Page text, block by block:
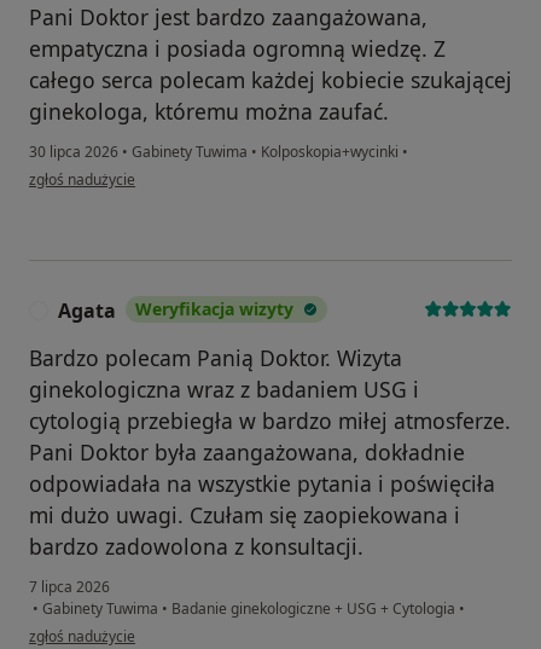
Pani Doktor jest bardzo zaangażowana,
empatyczna i posiada ogromną wiedzę. Z
całego serca polecam każdej kobiecie szukającej
ginekologa, któremu można zaufać.
30 lipca 2026 • Gabinety Tuwima • Kolposkopia+wycinki •
w opinii użytkownika Irina
zgłoś nadużycie
Agata Weryfikacja wizyty
Bardzo polecam Panią Doktor. Wizyta
ginekologiczna wraz z badaniem USG i
cytologią przebiegła w bardzo miłej atmosferze.
Pani Doktor była zaangażowana, dokładnie
odpowiadała na wszystkie pytania i poświęciła
mi dużo uwagi. Czułam się zaopiekowana i
bardzo zadowolona z konsultacji.
7 lipca 2026
• Gabinety Tuwima • Badanie ginekologiczne + USG + Cytologia •
w opinii użytkownika Agata
zgłoś nadużycie